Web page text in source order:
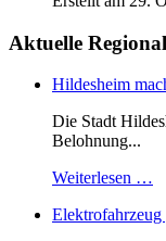
Aktuelle
Hildesheim
Die Stadt
Belohnung...
Weiterlesen …
Elektrofahrzeug